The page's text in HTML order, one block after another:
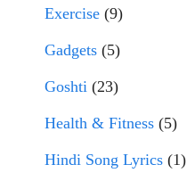
Exercise (9)
Gadgets (5)
Goshti (23)
Health & Fitness (5)
Hindi Song Lyrics (1)